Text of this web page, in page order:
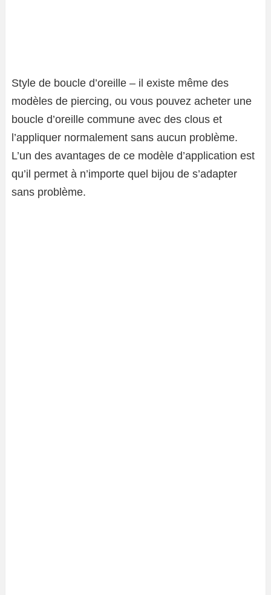
Style de boucle d’oreille – il existe même des
modèles de piercing, ou vous pouvez acheter une
boucle d’oreille commune avec des clous et
l’appliquer normalement sans aucun problème.
L’un des avantages de ce modèle d’application est
qu’il permet à n’importe quel bijou de s’adapter
sans problème.